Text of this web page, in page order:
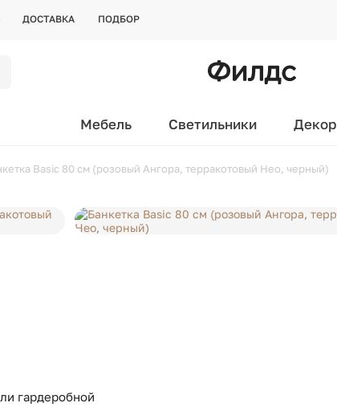
ДОСТАВКА ПОДБОР
Мебель Светильники Декор
Basic 80 см (розовый Ангора, терракотовый Нео, черный)
гардеробной